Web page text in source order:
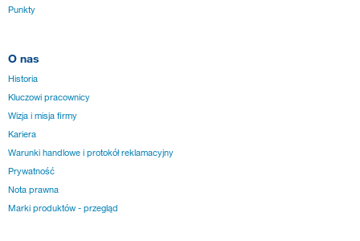
Punkty
O nas
Historia
Kluczowi pracownicy
Wizja i misja firmy
Kariera
Warunki handlowe i protokół reklamacyjny
Prywatność
Nota prawna
Marki produktów - przegląd